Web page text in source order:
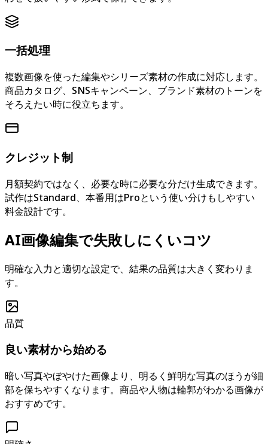
一括処理
複数画像を使った編集やシリーズ素材の作成に対応します。
商品カタログ、SNSキャンペーン、ブランド素材のトーンを
そろえたい時に役立ちます。
クレジット制
月額契約ではなく、必要な時に必要な分だけ生成できます。
試作はStandard、本番用はProという使い分けもしやすい
料金設計です。
AI画像編集で失敗しにくいコツ
明確な入力と適切な設定で、結果の品質は大きく変わりま
す。
品質
良い素材から始める
暗い写真やぼやけた画像より、明るく鮮明な写真のほうが細
部を保ちやすくなります。商品や人物は輪郭がわかる画像が
おすすめです。